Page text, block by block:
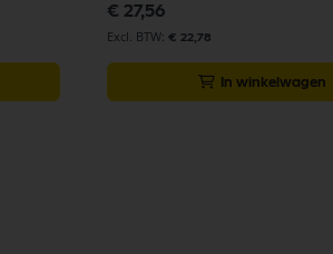
€ 27,56
€ 22,78
In winkelwagen